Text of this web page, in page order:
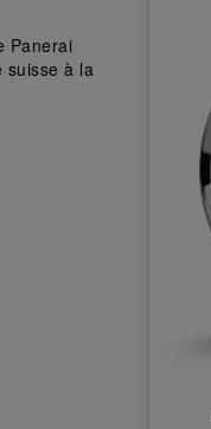
Panerai
suisse à la